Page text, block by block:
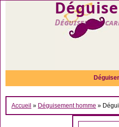
Déguisement
Accueil » Déguisement homme »